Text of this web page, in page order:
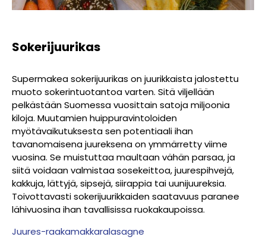
Sokerijuurikas
Supermakea sokerijuurikas on juurikkaista jalostettu
muoto sokerintuotantoa varten. Sitä viljellään
pelkästään Suomessa vuosittain satoja miljoonia
kiloja. Muutamien huippuravintoloiden
myötävaikutuksesta sen potentiaali ihan
tavanomaisena juureksena on ymmärretty viime
vuosina. Se muistuttaa maultaan vähän parsaa, ja
siitä voidaan valmistaa sosekeittoa, juurespihvejä,
kakkuja, lättyjä, sipsejä, siirappia tai uunijuureksia.
Toivottavasti sokerijuurikkaiden saatavuus paranee
lähivuosina ihan tavallisissa ruokakaupoissa.
Juures-raakamakkaralasagne